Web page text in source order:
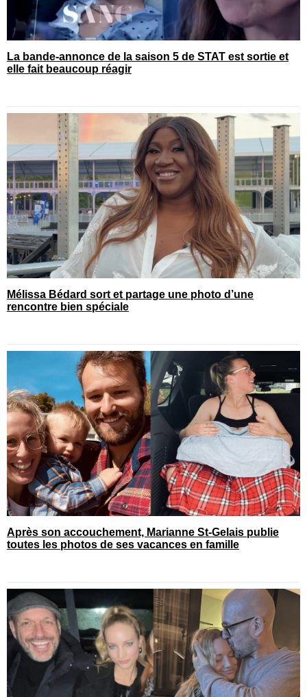
La bande-annonce de la saison 5 de STAT est sortie et
elle fait beaucoup réagir
Mélissa Bédard sort et partage une photo d’une
rencontre bien spéciale
Après son accouchement, Marianne St-Gelais publie
toutes les photos de ses vacances en famille